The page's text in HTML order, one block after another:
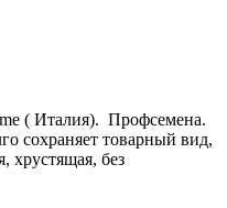
( Италия). Профсемена.
сохраняет товарный вид,
хрустящая, без